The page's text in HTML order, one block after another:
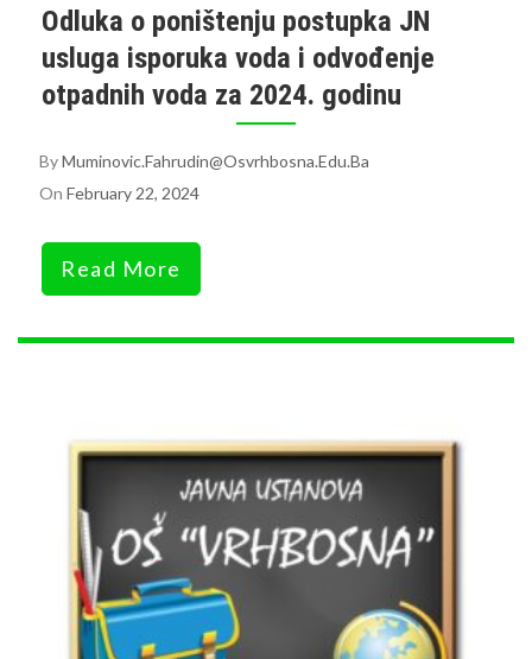
Odluka o poništenju postupka JN
usluga isporuka voda i odvođenje
otpadnih voda za 2024. godinu
ByMuminovic.fahrudin@osvrhbosna.edu.ba
On February 22, 2024
Read More